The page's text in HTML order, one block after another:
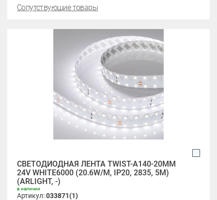
Сопутствующие товары
СВЕТОДИОДНАЯ ЛЕНТА TWIST-A140-20MM
24V WHITE6000 (20.6W/M, IP20, 2835, 5M)
(ARLIGHT, -)
в наличии
Артикул:033871(1)